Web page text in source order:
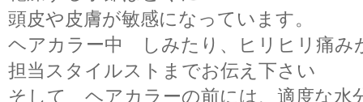
頭皮や皮膚が敏感になっています。
ヘアカラー中 しみたり、ヒリヒリ痛み
担当スタイルストまでお伝え下さい
そして ヘアカラーの前には、適度な水